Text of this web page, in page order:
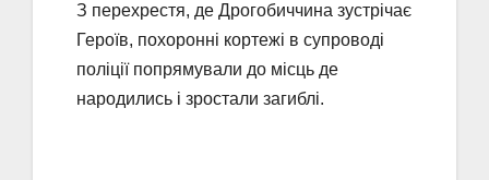
З перехрестя, де Дрогобиччина зустрічає
Героїв, похоронні кортежі в супроводі
поліції попрямували до місць де
народились і зростали загиблі.